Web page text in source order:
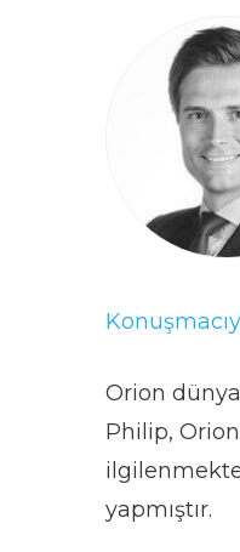
Orion
Philip,
yapmıştır.